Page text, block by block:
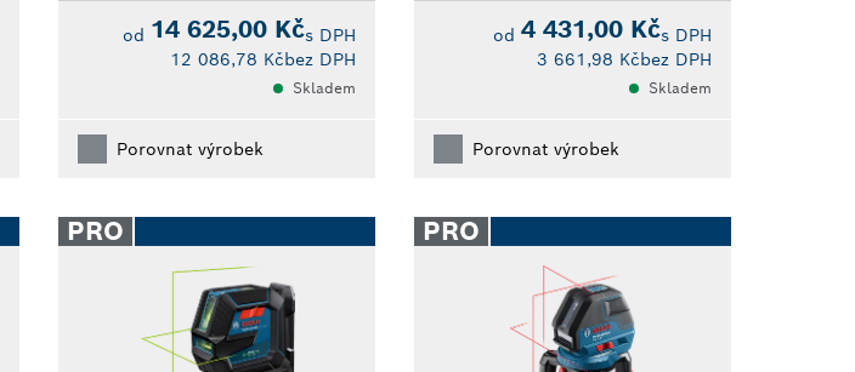
od 14 625,00 Kčs DPH
12 086,78 Kčbez DPH
Skladem
Porovnat výrobek
od 4 431,00 Kčs DPH
3 661,98 Kčbez DPH
Skladem
Porovnat výrobek
PRO PRO